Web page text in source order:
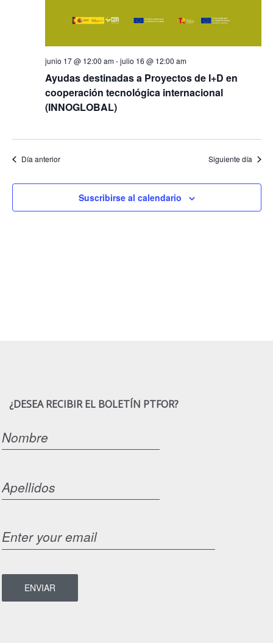
junio 17 @ 12:00 am-julio 16 @ 12:00 am
Ayudas destinadas a Proyectos de I+D en
cooperación tecnológica internacional
(INNOGLOBAL)
Día anterior Siguiente día
Suscribirse al calendario
¿DESEA RECIBIR EL BOLETÍN PTFOR?